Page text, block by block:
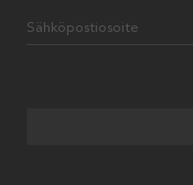
Sähköpostiosoite